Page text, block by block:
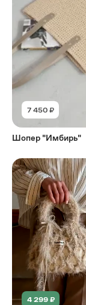
7 450 ₽
Шопер "Имбирь"
4 299 ₽